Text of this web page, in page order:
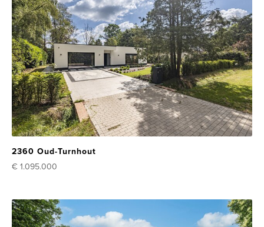
2360 Oud-Turnhout
€ 1.095.000